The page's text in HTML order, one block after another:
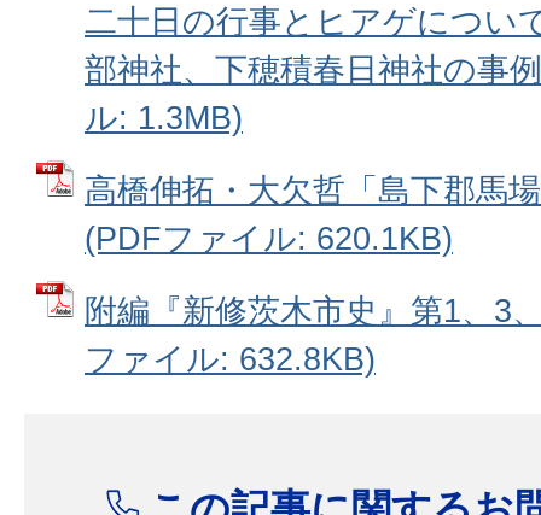
二十日の行事とヒアゲについ
部神社、下穂積春日神社の事
ル: 1.3MB)
高橋伸拓・大欠哲「島下郡馬
(PDFファイル: 620.1KB)
附編『新修茨木市史』第1、3
ファイル: 632.8KB)